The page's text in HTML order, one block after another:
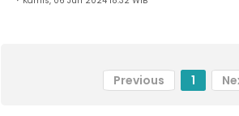
Previous 1